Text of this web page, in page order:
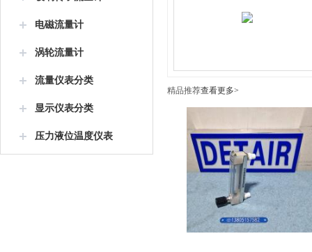
电磁流量计
涡轮流量计
流量仪表分类
显示仪表分类
压力液位温度仪表
精品推荐查看更多>